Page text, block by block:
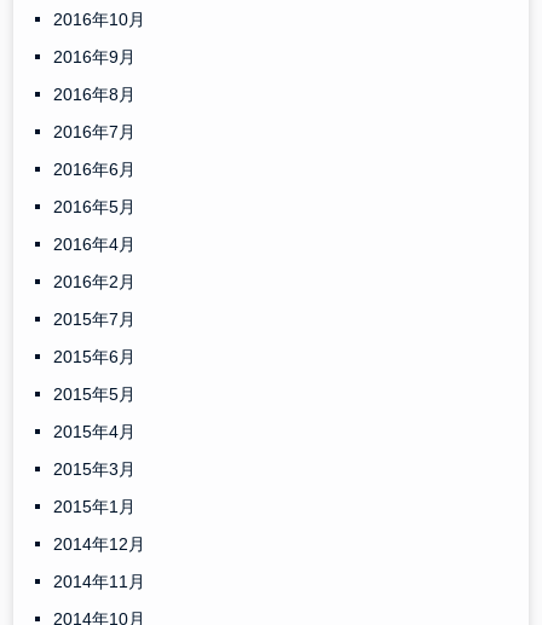
2016年10月
2016年9月
2016年8月
2016年7月
2016年6月
2016年5月
2016年4月
2016年2月
2015年7月
2015年6月
2015年5月
2015年4月
2015年3月
2015年1月
2014年12月
2014年11月
2014年10月